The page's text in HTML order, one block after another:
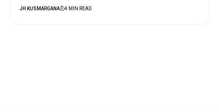
JH KUSMARGANA 4 MIN READ